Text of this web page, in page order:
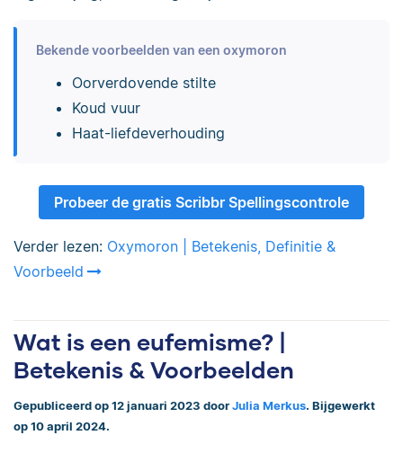
Bekende voorbeelden van een oxymoron
Oorverdovende stilte
Koud vuur
Haat-liefdeverhouding
Probeer de gratis Scribbr Spellingscontrole
Verder lezen: Oxymoron | Betekenis, Definitie &
Voorbeeld
Wat is een eufemisme? |
Betekenis & Voorbeelden
Gepubliceerd op 12 januari 2023 door Julia Merkus. Bijgewerkt
op 10 april 2024.